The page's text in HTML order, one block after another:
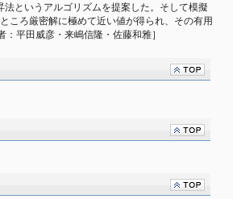
というアルゴリズムを提案した。そして模擬
ころ厳密解に極めて近い値が得られ、その有用
平田威彦・来嶋信隆・佐藤和雅］